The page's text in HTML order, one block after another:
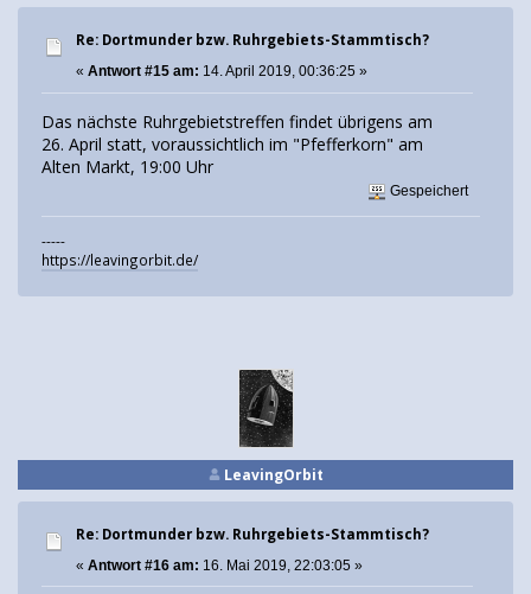
Re: Dortmunder bzw. Ruhrgebiets-Stammtisch?
« Antwort #15 am: 14. April 2019, 00:36:25 »
Das nächste Ruhrgebietstreffen findet übrigens am
26. April statt, voraussichtlich im "Pfefferkorn" am
Alten Markt, 19:00 Uhr
Gespeichert
-----
https://leavingorbit.de/
LeavingOrbit
Re: Dortmunder bzw. Ruhrgebiets-Stammtisch?
« Antwort #16 am: 16. Mai 2019, 22:03:05 »